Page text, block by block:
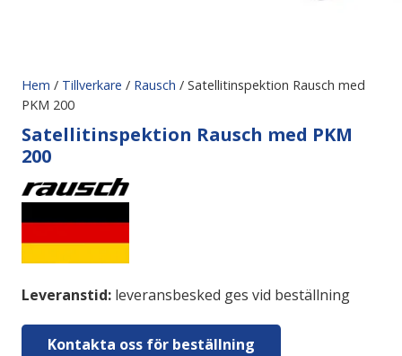
Hem / Tillverkare / Rausch / Satellitinspektion Rausch med
PKM 200
Satellitinspektion Rausch med PKM
200
Leveranstid: leveransbesked ges vid beställning
Kontakta oss för beställning